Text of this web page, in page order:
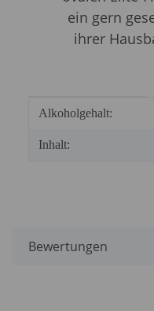
ein gern
ihrer
Produkteigenschaft
Wert
Alkoholgehalt:
Inhalt:
Bewertungen